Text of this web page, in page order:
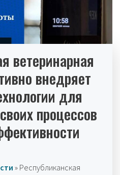
ветеринарная
внедряет
для
процессов
» Республиканская